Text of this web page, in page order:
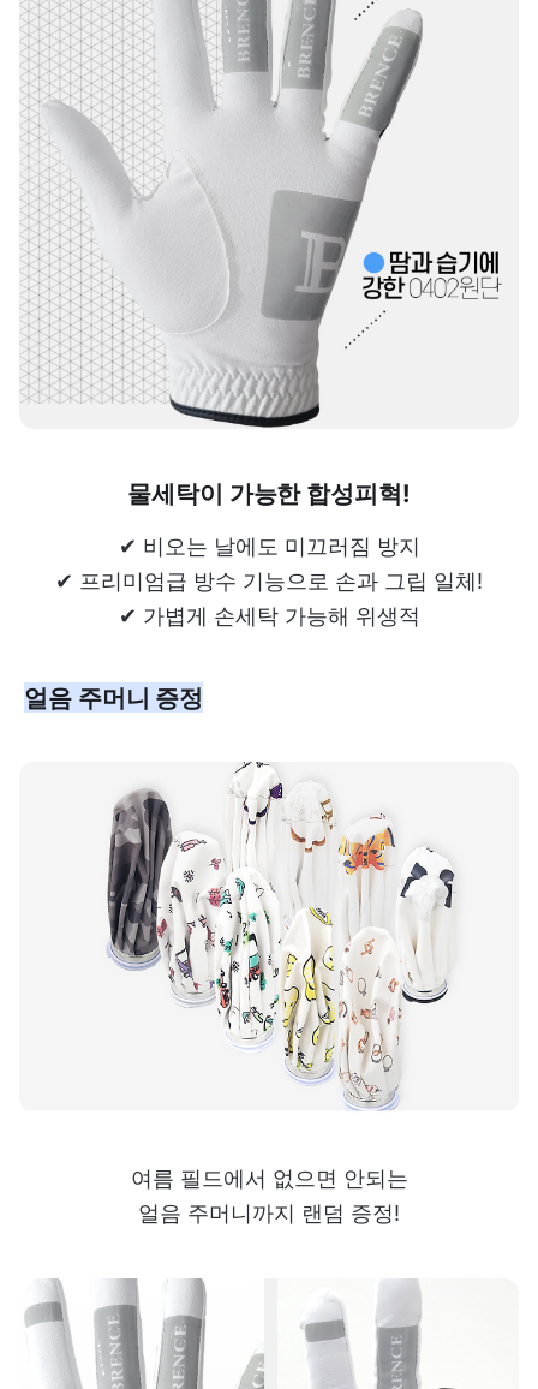
물세탁이 가능한 합성피혁!
✔ 비오는 날에도 미끄러짐 방지
✔ 프리미엄급 방수 기능으로 손과 그립 일체!
✔ 가볍게 손세탁 가능해 위생적
얼음 주머니 증정
여름 필드에서 없으면 안되는
얼음 주머니까지 랜덤 증정!